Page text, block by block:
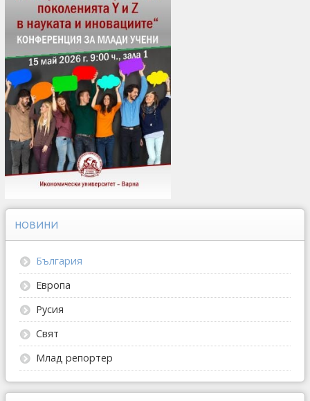
НОВИНИ
България
Европа
Русия
Свят
Млад репортер